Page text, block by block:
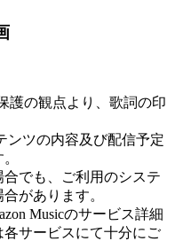
護の観点より、歌詞の印
ンツの内容及び配信予定
でも、ご利用のシステ
があります。
Musicのサービス詳細
サービスにて十分にご